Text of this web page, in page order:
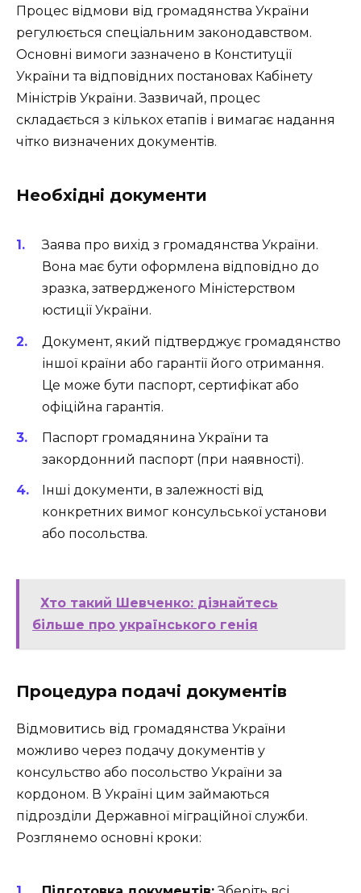
Процес відмови від громадянства України
регулюється спеціальним законодавством.
Основні вимоги зазначено в Конституції
України та відповідних постановах Кабінету
Міністрів України. Зазвичай, процес
складається з кількох етапів і вимагає надання
чітко визначених документів.
Необхідні документи
Заява про вихід з громадянства України.
Вона має бути оформлена відповідно до
зразка, затвердженого Міністерством
юстиції України.
Документ, який підтверджує громадянство
іншої країни або гарантії його отримання.
Це може бути паспорт, сертифікат або
офіційна гарантія.
Паспорт громадянина України та
закордонний паспорт (при наявності).
Інші документи, в залежності від
конкретних вимог консульської установи
або посольства.
Хто такий Шевченко: дізнайтесь
більше про українського генія
Процедура подачі документів
Відмовитись від громадянства України
можливо через подачу документів у
консульство або посольство України за
кордоном. В Україні цим займаються
підрозділи Державної міграційної служби.
Розглянемо основні кроки: